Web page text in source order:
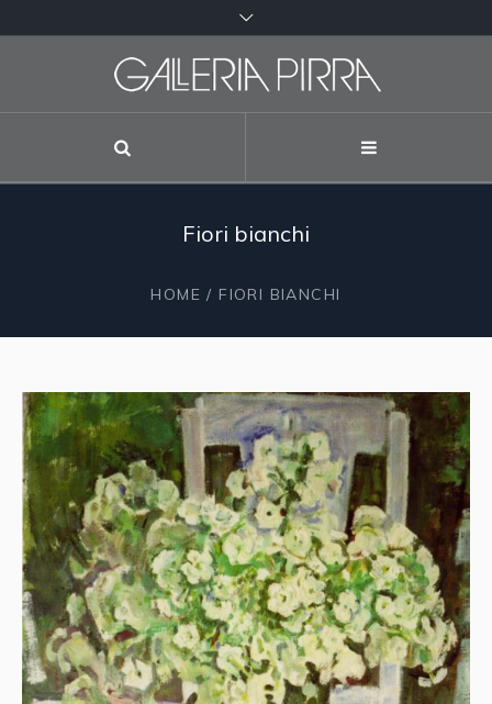
Fiori bianchi
HOME / FIORI BIANCHI